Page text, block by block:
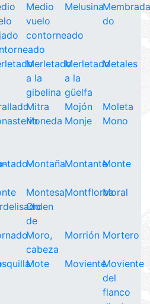
Medio
vuelo
contorneado
Melusina
do
Merletado
a la
gibelina
Merletado
a la
güelfa
Metales
Mitra Mojón
Moleta
Moneda Monje Mono
MontañaMontanteMonte
Montesa,
Orden
de
MontfloreaMoral
Moro,
cabeza
Morrión Mortero
Mote MovienteMoviente
del
flanco